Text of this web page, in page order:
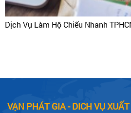
Dịch Vụ Làm Hộ Chiếu Nhanh
VẠN PHÁT GIA - DICH VỤ